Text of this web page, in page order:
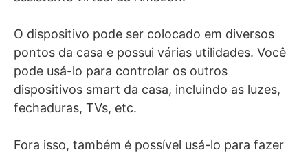
O dispositivo pode ser colocado em diversos
pontos da casa e possui várias utilidades. Você
pode usá-lo para controlar os outros
dispositivos smart da casa, incluindo as luzes,
fechaduras, TVs, etc.
Fora isso, também é possível usá-lo para fazer